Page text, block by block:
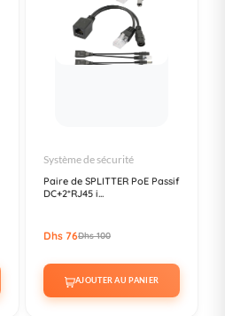
Système de sécurité
Paire de SPLITTER PoE Passif
DC+2*RJ45 i...
Dhs 76Dhs 100
AJOUTER AU PANIER